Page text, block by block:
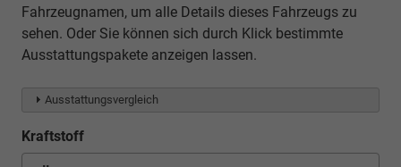
Fahrzeugnamen, um alle Details dieses Fahrzeugs zu
sehen. Oder Sie können sich durch Klick bestimmte
Ausstattungspakete anzeigen lassen.
Ausstattungsvergleich
Kraftstoff